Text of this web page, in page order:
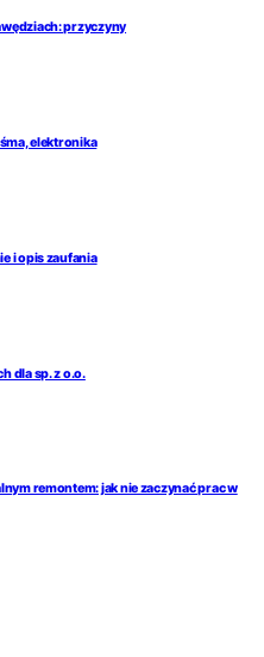
przyczyny
elektronika
i opis zaufania
dla sp. z o.o.
remontem: jak nie zaczynać prac w